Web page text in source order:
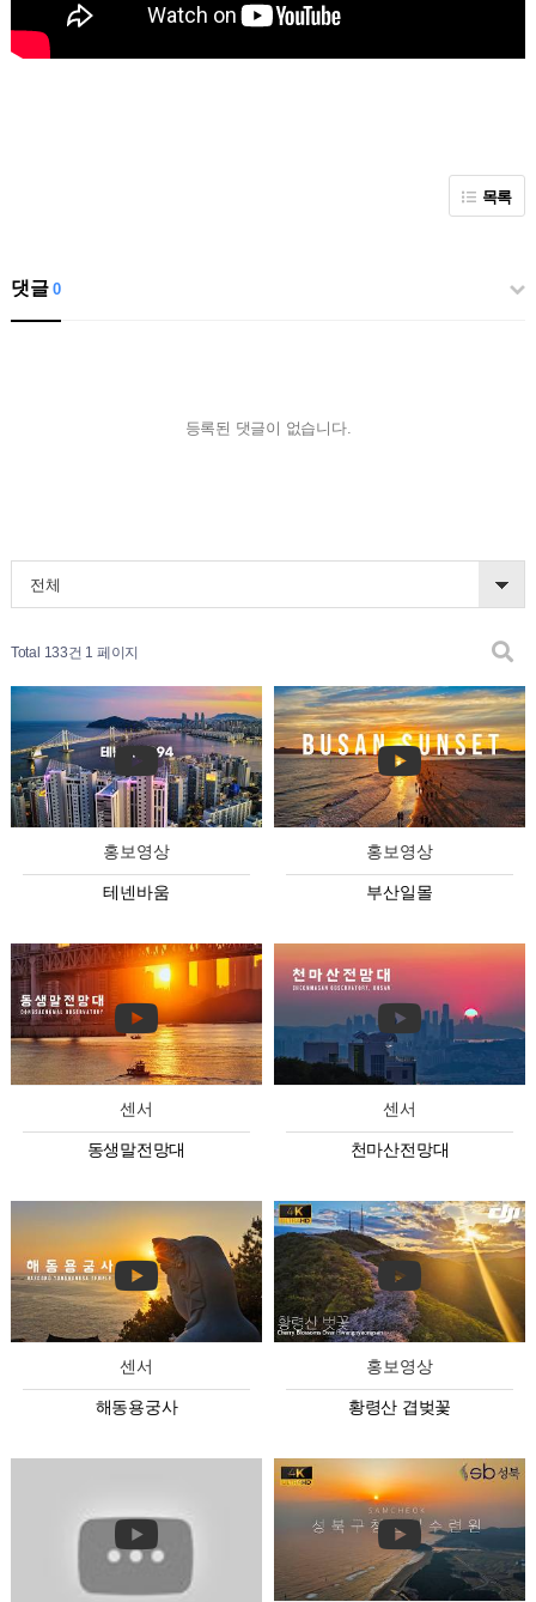
목록
댓글0
등록된 댓글이 없습니다.
전체
Total 133건 1 페이지
홍보영상
테넨바움
홍보영상
부산일몰
센서
동생말전망대
센서
천마산전망대
센서
해동용궁사
홍보영상
황령산 겹벚꽃